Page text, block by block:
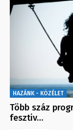
HAZÁNK - KÖZÉLET
Több száz
fesztiv…